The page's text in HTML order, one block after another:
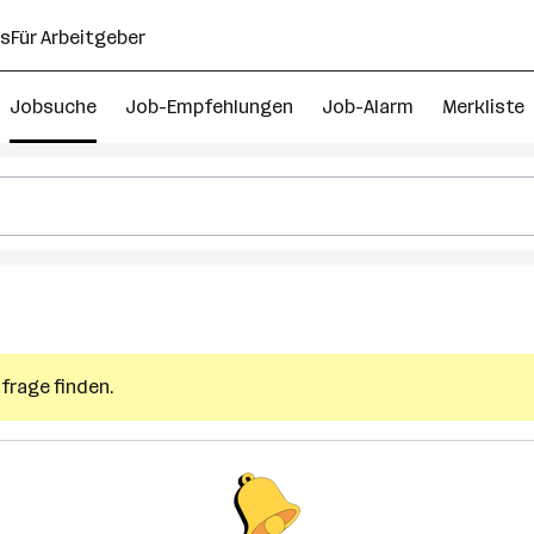
Für Arbeitgeber
Jobsuche Job-Empfehlungen Job-Alarm Merkliste
finden.